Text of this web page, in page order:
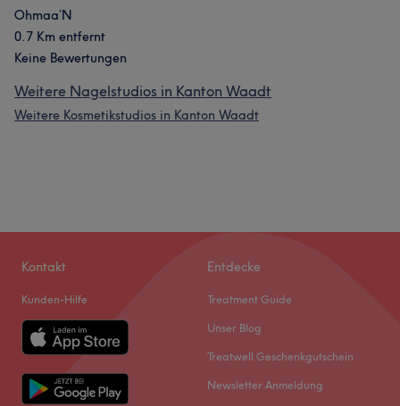
Ohmaa’N
0.7 Km entfernt
Keine Bewertungen
Weitere Nagelstudios in Kanton Waadt
Weitere Kosmetikstudios in Kanton Waadt
Kontakt
Kunden-Hilfe
Entdecke
Treatment Guide
Unser Blog
Treatwell Geschenkgutschein
Newsletter Anmeldung